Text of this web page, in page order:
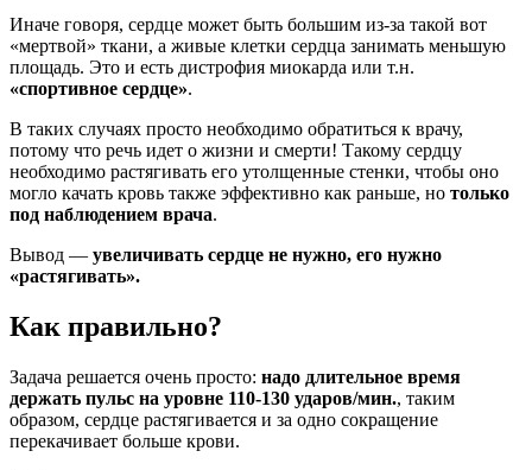
Иначе говоря, сердце может быть большим из-за такой вот
«мертвой» ткани, а живые клетки сердца занимать меньшую
площадь. Это и есть дистрофия миокарда или т.н.
«спортивное сердце».
В таких случаях просто необходимо обратиться к врачу,
потому что речь идет о жизни и смерти! Такому сердцу
необходимо растягивать его утолщенные стенки, чтобы оно
могло качать кровь также эффективно как раньше, но только
под наблюдением врача.
Вывод — увеличивать сердце не нужно, его нужно
«растягивать».
Как правильно?
Задача решается очень просто: надо длительное время
держать пульс на уровне 110-130 ударов/мин., таким
образом, сердце растягивается и за одно сокращение
перекачивает больше крови.